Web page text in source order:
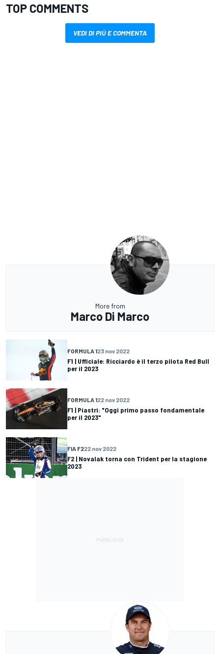
TOP COMMENTS
VEDI DI PIÙ E COMMENTA
More from
Marco Di Marco
FORMULA 123 nov 2022
F1 | Ufficiale: Ricciardo è il terzo pilota Red Bull
per il 2023
FORMULA 122 nov 2022
F1 | Piastri: "Oggi primo passo fondamentale
per il 2023"
FIA F222 nov 2022
F2 | Novalak torna con Trident per la stagione
2023